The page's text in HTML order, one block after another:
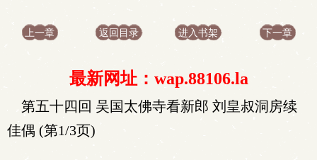
上一章 返回目录 进入书架 下一章
最新网址：wap.88106.la
第五十四回 吴国太佛寺看新郎 刘皇叔洞房续
佳偶 (第1/3页)